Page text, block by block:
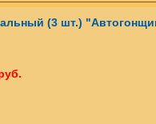
(3 шт.)